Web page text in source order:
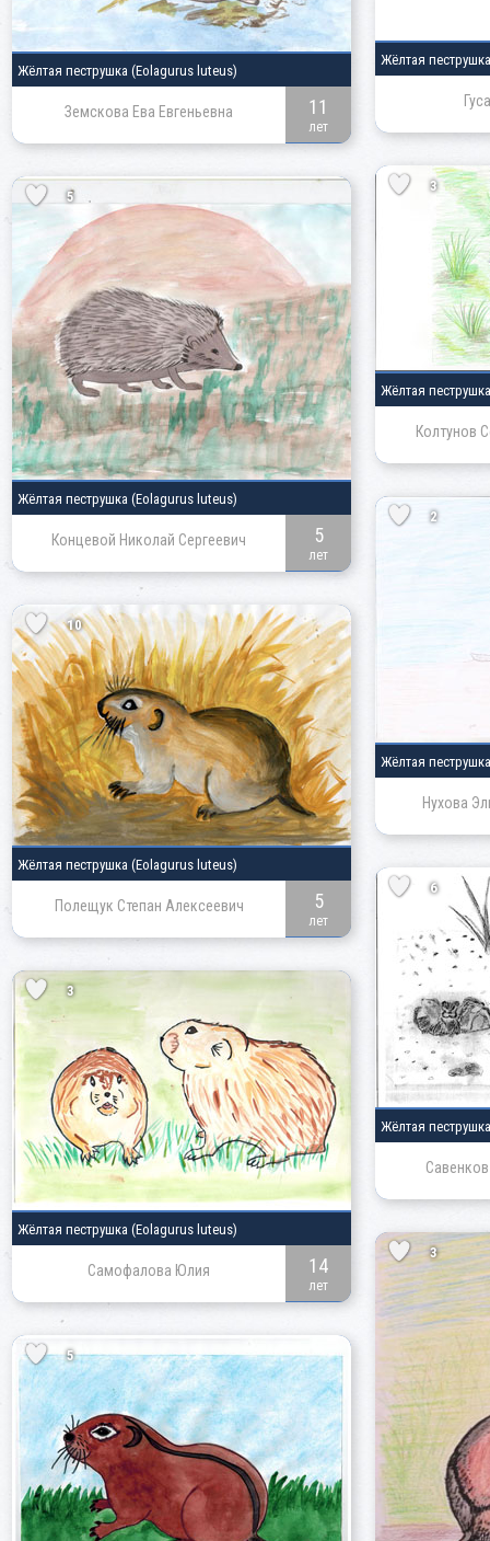
Жёлтая
Жёлтая пеструшка (Eolagurus luteus)
Земскова Ева Евгеньевна 11
лет
3
Жёлтая
Колтунов
5
Жёлтая пеструшка (Eolagurus luteus)
Концевой Николай Сергеевич 5
лет
2
Жёлтая
Нухова
10
Жёлтая пеструшка (Eolagurus luteus)
Полещук Степан Алексеевич 5
лет
6
Жёлтая
3
Жёлтая пеструшка (Eolagurus luteus)
Самофалова Юлия 14
лет
3
5